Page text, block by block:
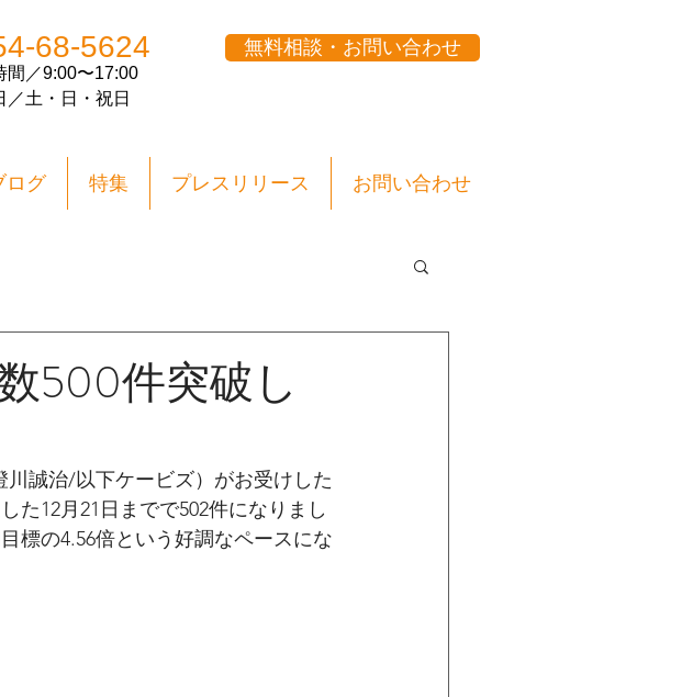
68-5624
間／9:00〜17:00
／土・日・祝日
無料相談・お問い合わせ
ログ 特集 プレスリリース お問い合わせ
500件突破し
誠治/以下ケービズ）がお受けした
た12月21日までで502件になりまし
標の4.56倍という好調なペースにな